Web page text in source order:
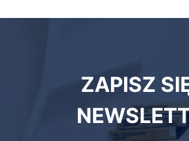
biblioteki
ZAPISZ